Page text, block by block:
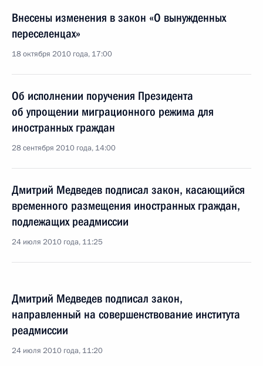
Внесены изменения в закон «О вынужденных
переселенцах»
18 октября 2010 года, 17:00
Об исполнении поручения Президента
об упрощении миграционного режима для
иностранных граждан
28 сентября 2010 года, 14:00
Дмитрий Медведев подписал закон, касающийся
временного размещения иностранных граждан,
подлежащих реадмиссии
24 июля 2010 года, 11:25
Дмитрий Медведев подписал закон,
направленный на совершенствование института
реадмиссии
24 июля 2010 года, 11:20